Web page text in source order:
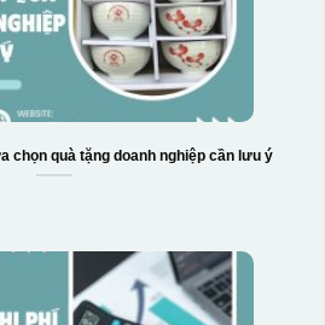
chọn quà tặng doanh nghiệp cần lưu ý